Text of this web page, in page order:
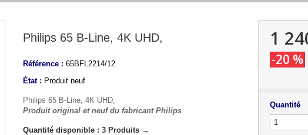
Philips 65 B-Line, 4K UHD,
Référence : 65BFL2214/12
État : Produit neuf
Philips 65 B-Line, 4K UHD,
Produit original et neuf du fabricant Philips
Quantité disponible : 3 Produits →
1
-20 %
Quantité